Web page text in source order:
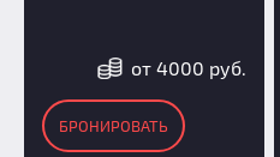
от 4000 руб.
БРОНИРОВАТЬ